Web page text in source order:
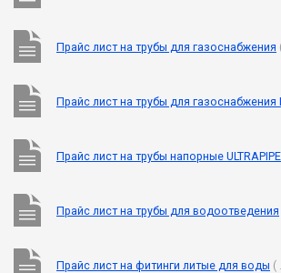
Прайс лист на трубы для газоснабжения
Прайс лист на трубы для газоснабжения
Прайс лист на трубы напорные
Прайс лист на трубы для водоотведения
Прайс лист на фитинги литые для воды (